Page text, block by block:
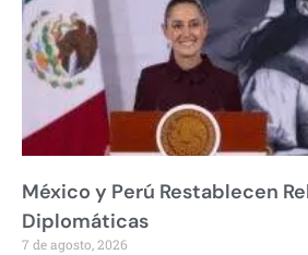
México y Perú Restablecen
Diplomáticas
7 de agosto, 2026